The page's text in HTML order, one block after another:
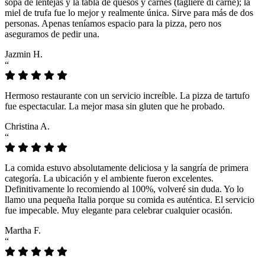
miel de trufa fue lo mejor y realmente única. Sirve para más de dos
personas. Apenas teníamos espacio para la pizza, pero nos
aseguramos de pedir una.
Jazmin H.
“
Hermoso restaurante con un servicio increíble. La pizza de tartufo
fue espectacular. La mejor masa sin gluten que he probado.
Christina A.
“
La comida estuvo absolutamente deliciosa y la sangría de primera
categoría. La ubicación y el ambiente fueron excelentes.
Definitivamente lo recomiendo al 100%, volveré sin duda. Yo lo
llamo una pequeña Italia porque su comida es auténtica. El servicio
fue impecable. Muy elegante para celebrar cualquier ocasión.
Martha F.
“